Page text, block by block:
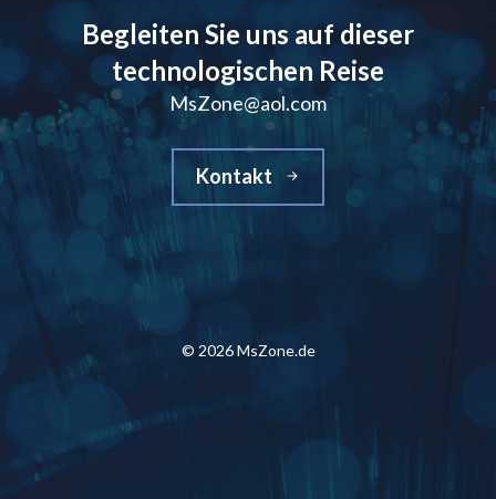
Begleiten Sie uns auf dieser
technologischen Reise
MsZone@aol.com
Kontakt
© 2026 MsZone.de